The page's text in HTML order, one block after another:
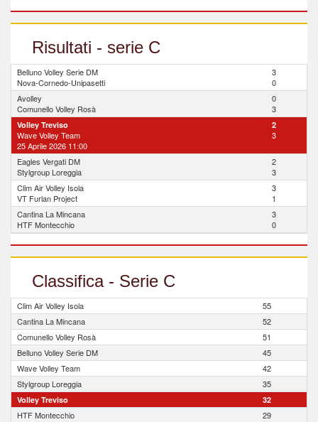
Risultati - serie C
Belluno Volley Serie DM
Nova-Cornedo-Unipasetti
3
0
Avolley
Comunello Volley Rosà
0
3
Volley Treviso
Wave Volley Team
25 Aprile 2026 11:00
2
3
Eagles Vergati DM
Stylgroup Loreggia
2
3
Clim Air Volley Isola
VT Furlan Project
3
1
Cantina La Mincana
HTF Montecchio
3
0
Classifica - Serie C
Clim Air Volley Isola
55
Cantina La Mincana
52
Comunello Volley Rosà
51
Belluno Volley Serie DM
45
Wave Volley Team
42
Stylgroup Loreggia
35
Volley Treviso 32
HTF Montecchio
29